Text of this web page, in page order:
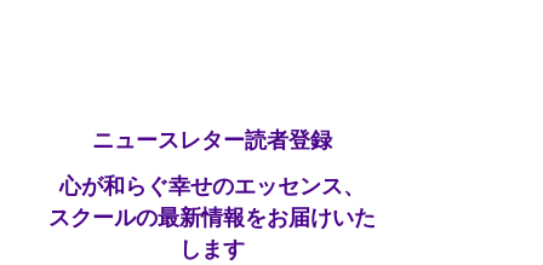
ニュースレター読者登録
心が和らぐ幸せのエッセンス、
スクールの最新情報をお届けいた
します